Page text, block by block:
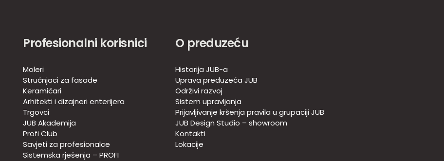
Profesionalni korisnici
Moleri
Stručnjaci za fasade
Keramičari
Arhitekti i dizajneri enterijera
Trgovci
JUB Akademija
Profi Club
Savjeti za profesionalce
Sistemska rješenja – PROFI
O preduzeću
Historija JUB-a
Uprava preduzeća JUB
Održivi razvoj
Sistem upravljanja
Prijavljivanje kršenja pravila u grupaciji JUB
JUB Design Studio – showroom
Kontakti
Lokacije